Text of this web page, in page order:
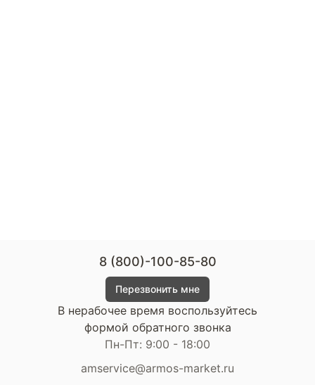
8 (800)-100-85-80
Перезвонить мне
В нерабочее время воспользуйтесь
формой обратного звонка
Пн-Пт: 9:00 - 18:00
amservice@armos-market.ru